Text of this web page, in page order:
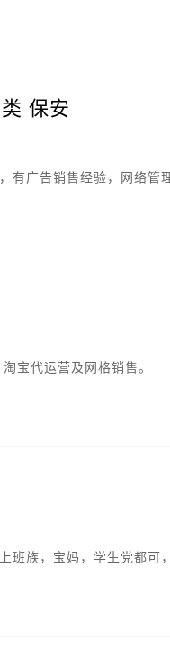
保安
有广告销售经验，网络管
宝代运营及网格销售。
班族，宝妈，学生党都可